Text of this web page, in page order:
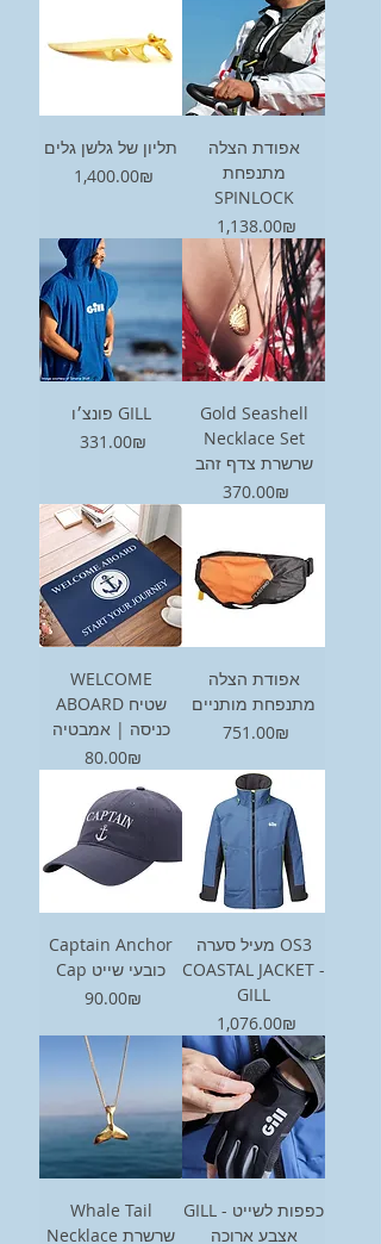
תליון של גלשן גלים
Price
‏1,400.00 ‏₪
אפודת הצלה
מתנפחת
SPINLOCK
Price
‏1,138.00 ‏₪
פונצ׳ו GILL
Price
‏331.00 ‏₪
Gold Seashell
Necklace Set
שרשרת צדף זהב
Price
‏370.00 ‏₪
WELCOME
ABOARD שטיח
כניסה | אמבטיה
Price ‏80.00 ‏₪
אפודת הצלה
מתנפחת מותניים
Price
‏751.00 ‏₪
Captain Anchor
Cap כובעי שייט
Price ‏90.00 ‏₪
מעיל סערה OS3
COASTAL JACKET -
GILL
Price
‏1,076.00 ‏₪
Whale Tail
Necklace שרשרת
GILL - כפפות לשייט
אצבע ארוכה